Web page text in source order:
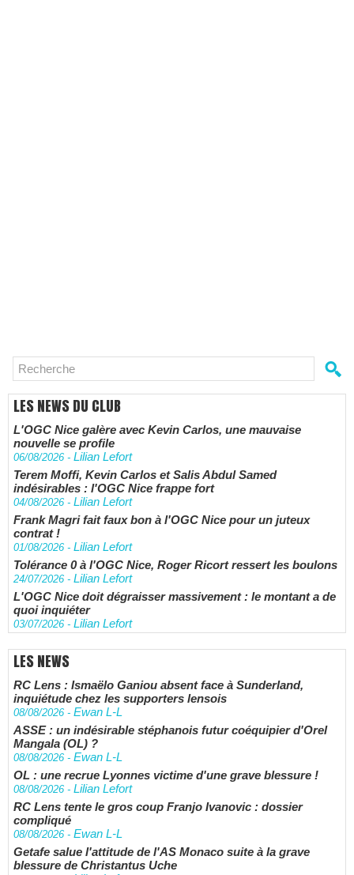
LES NEWS DU CLUB
L'OGC Nice galère avec Kevin Carlos, une mauvaise
nouvelle se profile
06/08/2026 - Lilian Lefort
Terem Moffi, Kevin Carlos et Salis Abdul Samed
indésirables : l'OGC Nice frappe fort
04/08/2026 - Lilian Lefort
Frank Magri fait faux bon à l'OGC Nice pour un juteux
contrat !
01/08/2026 - Lilian Lefort
Tolérance 0 à l'OGC Nice, Roger Ricort ressert les boulons
24/07/2026 - Lilian Lefort
L'OGC Nice doit dégraisser massivement : le montant a de
quoi inquiéter
03/07/2026 - Lilian Lefort
LES NEWS
RC Lens : Ismaëlo Ganiou absent face à Sunderland,
inquiétude chez les supporters lensois
08/08/2026 - Ewan L-L
ASSE : un indésirable stéphanois futur coéquipier d'Orel
Mangala (OL) ?
08/08/2026 - Ewan L-L
OL : une recrue Lyonnes victime d'une grave blessure !
08/08/2026 - Lilian Lefort
RC Lens tente le gros coup Franjo Ivanovic : dossier
compliqué
08/08/2026 - Ewan L-L
Getafe salue l'attitude de l'AS Monaco suite à la grave
blessure de Christantus Uche